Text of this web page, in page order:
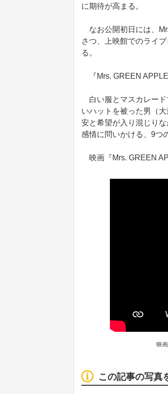
に期待が高まる。
なお公開初日には、
さつ、上映館でのライ
る。
『Mrs. GREEN APPLE
白い服とマスカレード
いハットを被った男（
安と希望が入り混じり
感情に問いかける、9つ
映画『Mrs. GREEN
映
この記事の写真